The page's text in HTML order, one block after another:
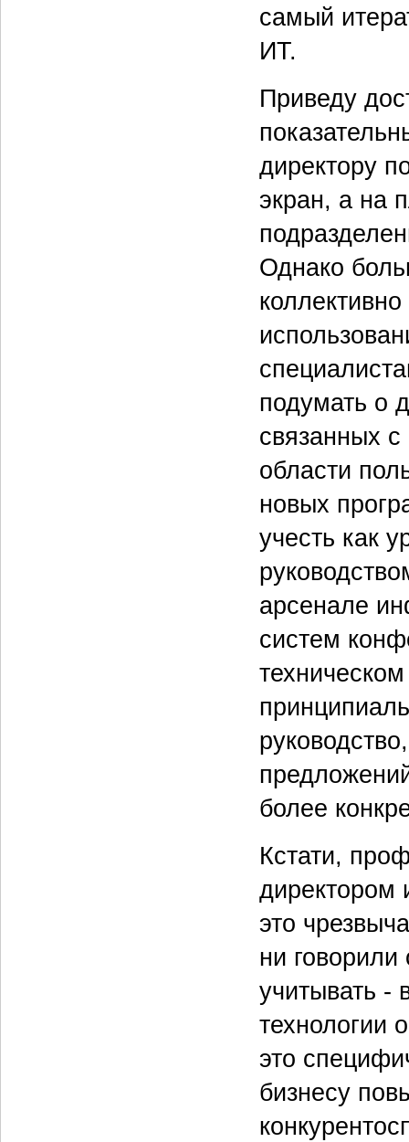
самый
ИТ.
Приведу
директору
экран, а на
Однако
подумать о
связанных
области
новых
учесть как
арсенале
систем
более
Кстати,
директором
это
ни
учитывать -
технологии
это
бизнесу